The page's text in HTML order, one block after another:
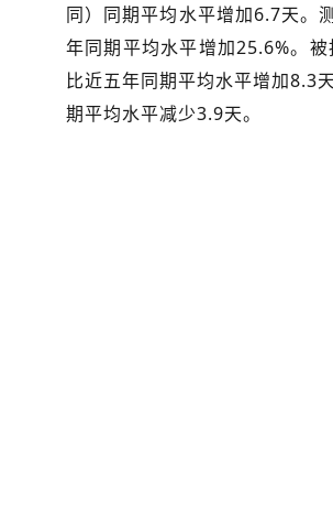
同）同期平均水平增加6.7天。
年同期平均水平增加25.6%。
比近五年同期平均水平增加8.3
期平均水平减少3.9天。